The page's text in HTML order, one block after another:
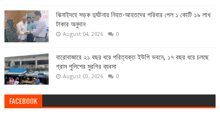
ঝিনাইদহে সড়ক দুর্ঘটনায় নিহত-আহতদের পরিবার পেল ১ কোটি ১৯ লাখ
টাকার অনুদান
August 04, 2026 0
বারোবাজারে ২১ বছর ধরে পরিত্যক্ত ইউপি ভবনে, ১৭ বছর ধরে চলছে
গ্রাম পুলিশের মুরগির ব্যবসা
August 03, 2026 0
FACEBOOK